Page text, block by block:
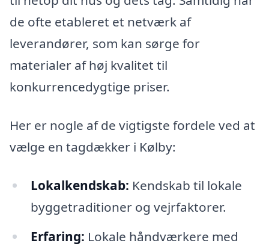
de ofte etableret et netværk af
leverandører, som kan sørge for
materialer af høj kvalitet til
konkurrencedygtige priser.
Her er nogle af de vigtigste fordele ved at
vælge en tagdækker i Kølby:
Lokalkendskab: Kendskab til lokale
byggetraditioner og vejrfaktorer.
Erfaring: Lokale håndværkere med